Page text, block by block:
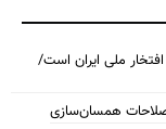
ملی ایران است/
همسان‌سازی